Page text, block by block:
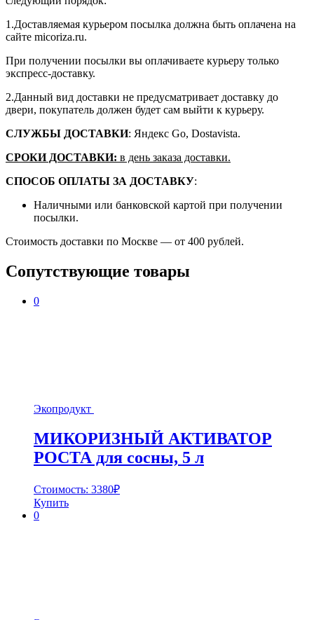
1.Доставляемая курьером посылка должна быть оплачена на
сайте micoriza.ru.
При получении посылки вы оплачиваете курьеру только
экспресс-доставку.
2.Данный вид доставки не предусматривает доставку до
двери, покупатель должен будет сам выйти к курьеру.
СЛУЖБЫ ДОСТАВКИ: Яндекс Go, Dostavista.
СРОКИ ДОСТАВКИ: в день заказа доставки.
СПОСОБ ОПЛАТЫ ЗА ДОСТАВКУ:
Наличными или банковской картой при получении
посылки.
Стоимость доставки по Москве — от 400 рублей.
Сопутствующие товары
0
Экопродукт
МИКОРИЗНЫЙ АКТИВАТОР
РОСТА для сосны, 5 л
Стоимость: 3380₽
Купить
0